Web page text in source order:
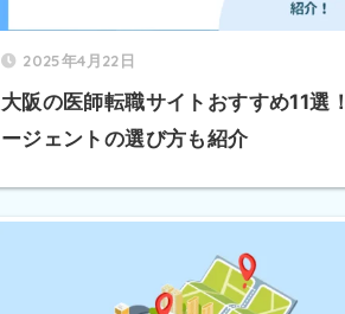
2025年4月22日
大阪の医師転職サイトおすすめ11選
ージェントの選び方も紹介